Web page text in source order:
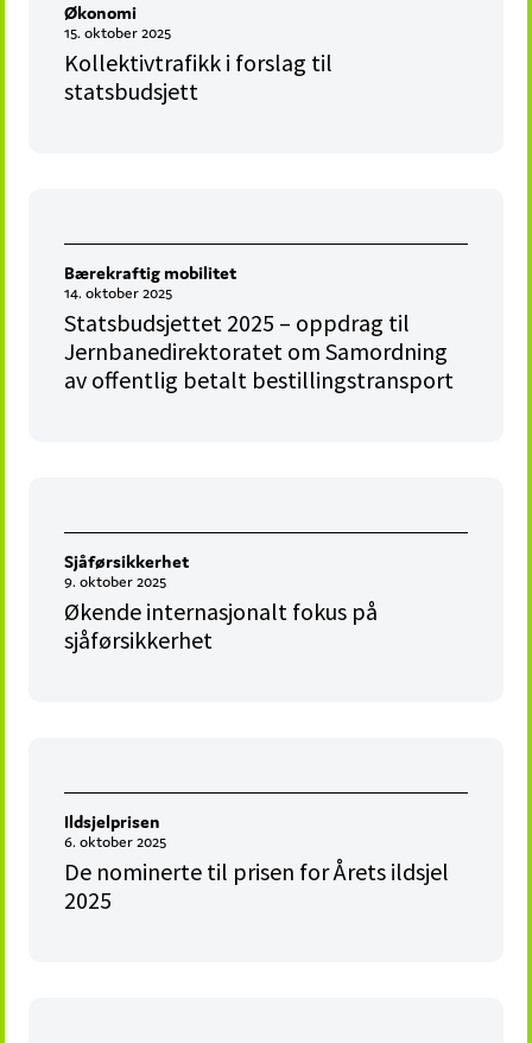
Økonomi
15. oktober 2025
Kollektivtrafikk i forslag til
statsbudsjett
Bærekraftig mobilitet
14. oktober 2025
Statsbudsjettet 2025 – oppdrag til
Jernbanedirektoratet om Samordning
av offentlig betalt bestillingstransport
Sjåførsikkerhet
9. oktober 2025
Økende internasjonalt fokus på
sjåførsikkerhet
Ildsjelprisen
6. oktober 2025
De nominerte til prisen for Årets ildsjel
2025